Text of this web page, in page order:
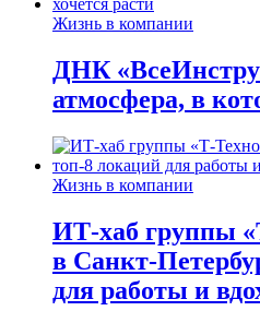
Жизнь в компании
ДНК
атмосфера, в
Жизнь в компании
ИТ-хаб группы
в Санкт-
для работы и